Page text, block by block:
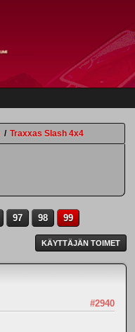
/ Traxxas Slash 4x4
97 98 99
KÄYTTÄJÄN TOIMET
#2940